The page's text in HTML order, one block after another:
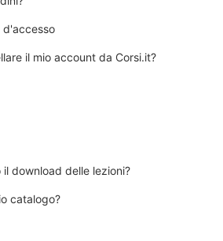
d'accesso
il mio account da Corsi.it?
download delle lezioni?
catalogo?